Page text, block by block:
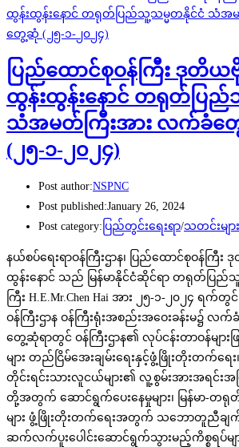
ပြည်ထောင်စုဝန်ကြီး ဒုတိယ
ထွန်းထွန်းနောင် တရုတ်ပြ
သံအမတ်ကြီးအား လက်ခံ
(၂၅-၁-၂၀၂၄)
Post author:NSPNC
Post published:January 26, 2024
Post category: ပြည်တွင်းရေးရာ/သတင်းများ
နယ်စပ်ရေးရာဝန်ကြီးဌာန၊ ပြည်ထောင်စုဝန်ကြီ
ထွန်းနောင် သည် မြန်မာနိုင်ငံဆိုင်ရာ တရုတ်ပြ
ကြီး H.E.Mr.Chen Hai အား ၂၅-၁-၂၀၂၄ ရက်တွ
ဝန်ကြီးဌာန ဝန်ကြီးရုံးအစည်းအဝေးခန်းမ၌
တွေ့ဆုံရာတွင် ဝန်ကြီးဌာန၏ လုပ်ငန်းတာဝန်မျာ
များ တည်ငြိမ်အေးချမ်းရေးနှင့်ဖွံ့ဖြိုးတိုးတက်ရေ
တိုင်းရင်းသားလူငယ်များ၏ လူ့စွမ်းအားအရင်းအ
တို့အတွက် ဆောင်ရွက်ပေးနေမှုများ၊ မြန်မာ-တ
များ ဖွံ့ဖြိုးတိုးတက်ရေးအတွက် သဘောတူညီချက်
ဆက်လက်ပူးပေါင်းဆောင်ရွက်သွားမည့်ကိစ္စရပ်မျ